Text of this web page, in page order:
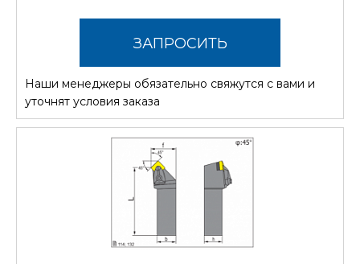
ЗАПРОСИТЬ
СТОИМОСТЬ
Наши менеджеры обязательно свяжутся с вами и
уточнят условия заказа